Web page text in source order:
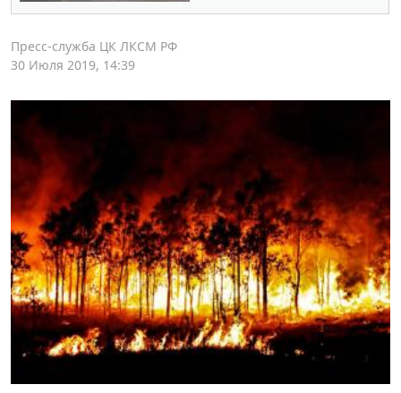
Пресс-служба ЦК ЛКСМ РФ
30 Июля 2019, 14:39